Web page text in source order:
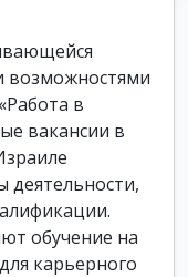
возможностями
в
вакансии в
обучение на
карьерного